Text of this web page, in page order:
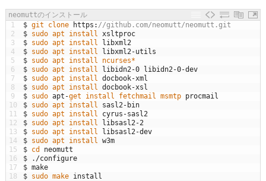
neomuttのインストール
1
2
3
4
5
6
7
8
9
10
11
12
13
14
15
16
17
18
$ git clone https : //github.com/neomutt/neomutt.git
$ sudo apt install xsltproc
$ sudo apt install libxml2
$ sudo apt install libxml2 -utils
$ sudo apt install ncurses*
$ sudo apt install libidn2 -0 libidn2 -0-dev
$ sudo apt install docbook-xml
$ sudo apt install docbook-xsl
$ sudo apt -get install fetchmail msmtp procmail
$ sudo apt install sasl2 - bin
$ sudo apt install cyrus -sasl2
$ sudo apt install libsasl2 -2
$ sudo apt install libsasl2 -dev
$ sudo apt install w3m
$ cd neomutt
$
. /configure
$ make
$ sudo make install